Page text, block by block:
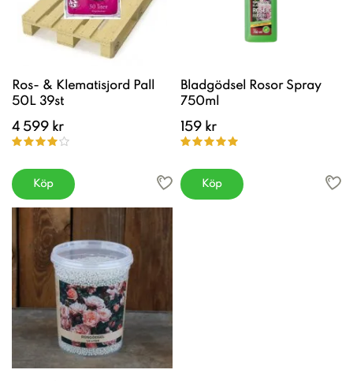
Ros- & Klematisjord Pall
50L 39st
4 599 kr
Köp
Bladgödsel Rosor Spray
750ml
159 kr
Köp